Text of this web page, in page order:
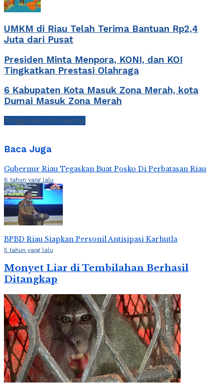
UMKM di Riau Telah Terima Bantuan Rp2,4
Juta dari Pusat
Presiden Minta Menpora, KONI, dan KOI
Tingkatkan Prestasi Olahraga
6 Kabupaten Kota Masuk Zona Merah, kota
Dumai Masuk Zona Merah
Tinggalkan Komentar
Baca Juga
Gubernur Riau Tegaskan Buat Posko Di Perbatasan Riau
6 tahun yang lalu
BPBD Riau Siapkan Personil Antisipasi Karhutla
5 tahun yang lalu
Monyet Liar di Tembilahan Berhasil
Ditangkap